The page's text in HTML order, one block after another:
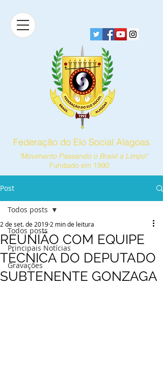
Federação do Elo Social Alagoas
"Movimento Passando o Brasil a Limpo"
Fundado em 1990
Post
Todos posts
Principais Notícias
Gravações
Todos posts
REUNIÃO COM EQUIPE
TÉCNICA DO DEPUTADO
SUBTENENTE GONZAGA
2 de set. de 2019 2 min de leitura